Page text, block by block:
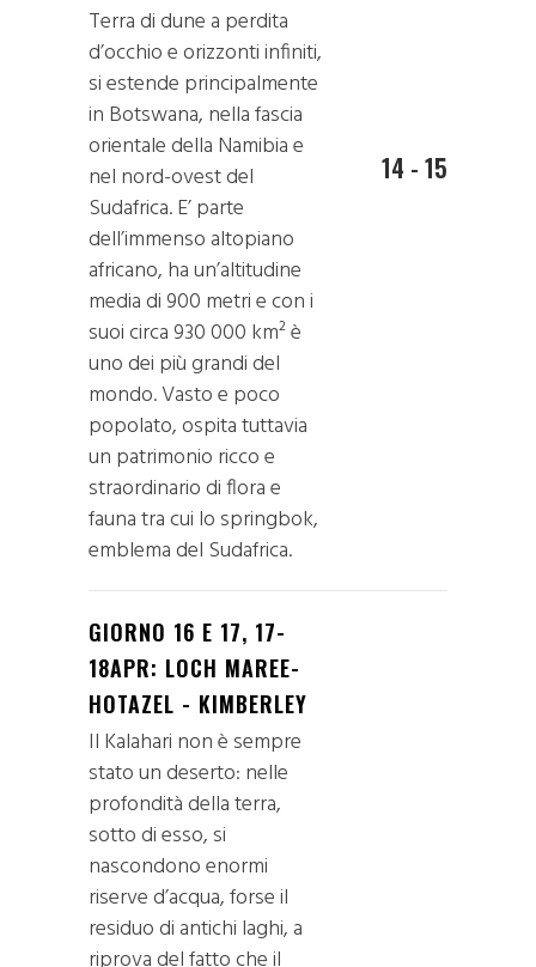
Terra di dune a perdita
d’occhio e orizzonti infiniti,
si estende principalmente
in Botswana, nella fascia
orientale della Namibia e
nel nord-ovest del
Sudafrica. E’ parte
dell’immenso altopiano
africano, ha un’altitudine
media di 900 metri e con i
suoi circa 930 000 km² è
uno dei più grandi del
mondo. Vasto e poco
popolato, ospita tuttavia
un patrimonio ricco e
straordinario di flora e
fauna tra cui lo springbok,
emblema del Sudafrica.
14 - 15
GIORNO 16 E 17, 17-
18APR: LOCH MAREE-
HOTAZEL - KIMBERLEY
Il Kalahari non è sempre
stato un deserto: nelle
profondità della terra,
sotto di esso, si
nascondono enormi
riserve d’acqua, forse il
residuo di antichi laghi, a